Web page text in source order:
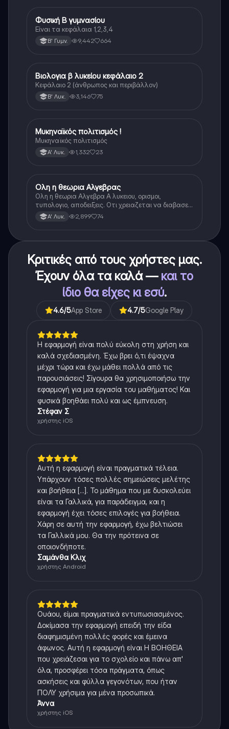
Φυσική
Φυσική Β γυμνασίου
Είναι τα κεφάλαια 1,2,3,4
Β' Γυμν. 9,442 664
Βιολογία
Βιολογια β λυκείου κεφάλαιο 2
Κεφάλαιο 2 (άνθρωπος και περιβάλλον)
Β' Λυκ. 3,146 75
Ιστορία
Μυκηναϊκός πολιτισμός !
Μυκηναϊκός πολιτισμός
Α' Λυκ. 1,332 23
Μαθηματικά
Ολη η θεωρια Αλγεβρας
Ολη η θεωρια Αλγεβρα Α λυκειου, ορισμοι,
τυπολογιο, αποδειξεις. Οτι χρειαζεται να διαβασεις
για το θεωρητικο κομματι της αλγεβρας.
Α' Λυκ. 2,899 74
Κριτικές από τους χρήστες μας.
Έχουν όλα τα καλά — και το
ίδιο θα είχες κι εσύ.
4.6/5App Store 4.7/5Google Play
Η εφαρμογή είναι πολύ εύκολη στη χρήση και
καλά σχεδιασμένη. Έχω βρει ό,τι έψαχνα
μέχρι τώρα και έχω μάθει πολλά από τις
παρουσιάσεις! Σίγουρα θα χρησιμοποιήσω την
εφαρμογή για μια εργασία του μαθήματος! Και
φυσικά βοηθάει πολύ και ως έμπνευση.
Στέφαν Σ
χρήστης iOS
Αυτή η εφαρμογή είναι πραγματικά τέλεια.
Υπάρχουν τόσες πολλές σημειώσεις μελέτης
και βοήθεια [...]. Το μάθημα που με δυσκολεύει
είναι τα Γαλλικά, για παράδειγμα, και η
εφαρμογή έχει τόσες επιλογές για βοήθεια.
Χάρη σε αυτή την εφαρμογή, έχω βελτιώσει
τα Γαλλικά μου. Θα την πρότεινα σε
οποιονδήποτε.
Σαμάνθα Κλιχ
χρήστης Android
Ουάου, είμαι πραγματικά εντυπωσιασμένος.
Δοκίμασα την εφαρμογή επειδή την είδα
διαφημισμένη πολλές φορές και έμεινα
άφωνος. Αυτή η εφαρμογή είναι Η ΒΟΗΘΕΙΑ
που χρειάζεσαι για το σχολείο και πάνω απ'
όλα, προσφέρει τόσα πράγματα, όπως
ασκήσεις και φύλλα γεγονότων, που ήταν
ΠΟΛΥ χρήσιμα για μένα προσωπικά.
Άννα
χρήστης iOS